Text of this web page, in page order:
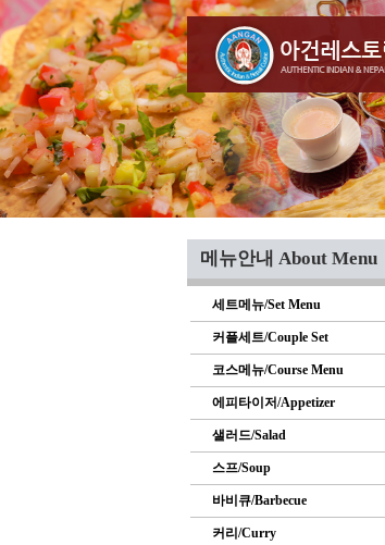
메뉴안내 About Menu
세트메뉴/Set Menu
커플세트/Couple Set
코스메뉴/Course Menu
에피타이저/Appetizer
샐러드/Salad
스프/Soup
바비큐/Barbecue
커리/Curry